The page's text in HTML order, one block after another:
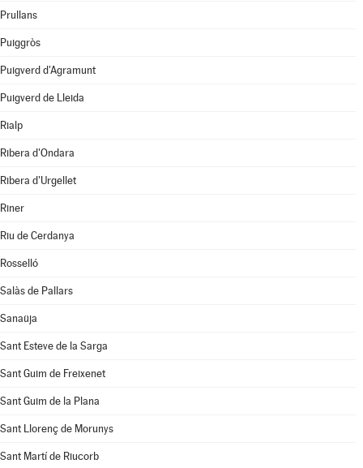
Prullans
Puiggròs
Puigverd d'Agramunt
Puigverd de Lleida
Rialp
Ribera d'Ondara
Ribera d'Urgellet
Riner
Riu de Cerdanya
Rosselló
Salàs de Pallars
Sanaüja
Sant Esteve de la Sarga
Sant Guim de Freixenet
Sant Guim de la Plana
Sant Llorenç de Morunys
Sant Martí de Riucorb